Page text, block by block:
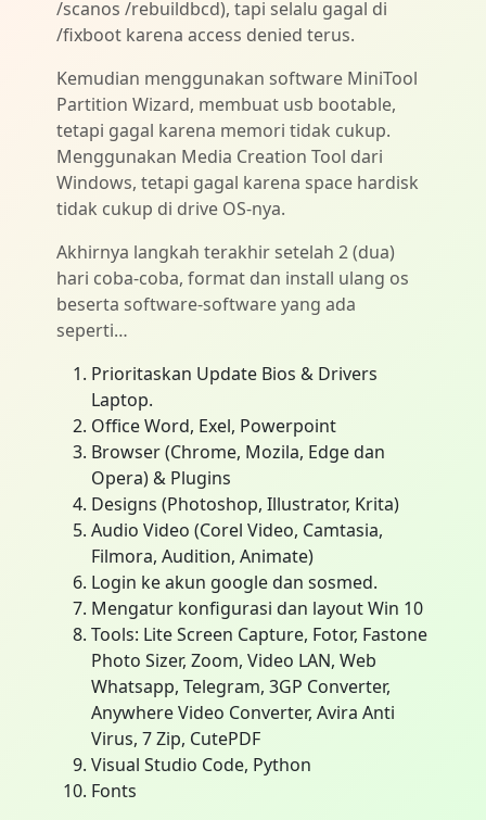
/scanos /rebuildbcd), tapi selalu gagal di
/fixboot karena access denied terus.
Kemudian menggunakan software MiniTool
Partition Wizard, membuat usb bootable,
tetapi gagal karena memori tidak cukup.
Menggunakan Media Creation Tool dari
Windows, tetapi gagal karena space hardisk
tidak cukup di drive OS-nya.
Akhirnya langkah terakhir setelah 2 (dua)
hari coba-coba, format dan install ulang os
beserta software-software yang ada
seperti…
Prioritaskan Update Bios & Drivers
Laptop.
Office Word, Exel, Powerpoint
Browser (Chrome, Mozila, Edge dan
Opera) & Plugins
Designs (Photoshop, Illustrator, Krita)
Audio Video (Corel Video, Camtasia,
Filmora, Audition, Animate)
Login ke akun google dan sosmed.
Mengatur konfigurasi dan layout Win 10
Tools: Lite Screen Capture, Fotor, Fastone
Photo Sizer, Zoom, Video LAN, Web
Whatsapp, Telegram, 3GP Converter,
Anywhere Video Converter, Avira Anti
Virus, 7 Zip, CutePDF
Visual Studio Code, Python
Fonts